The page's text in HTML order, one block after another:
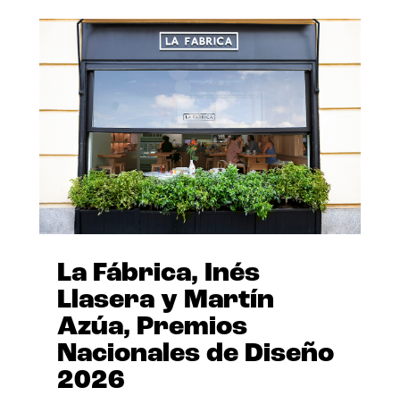
La Fábrica, Inés
Llasera y Martín
Azúa, Premios
Nacionales de Diseño
2026